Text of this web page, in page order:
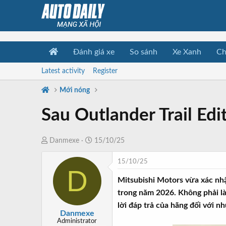
Đánh giá xe So sánh Xe Xanh
Latest activity Register
Mới nóng
Sau Outlander Trail
T
Danmexe
N
à
ắ
đ
15/10/25
D
Danmexe
Administrator
15/10/25
Mitsubishi Motors vừa xác
trong năm 2026. Không phải
lời đáp trả của hãng đối với